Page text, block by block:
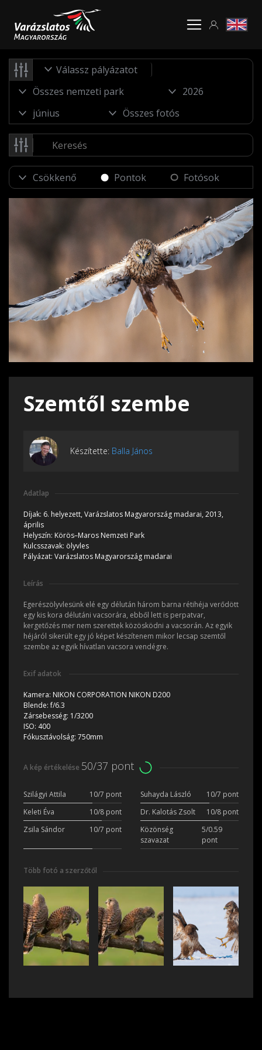
Válassz pályázatot
Pontok Fotósok
Szemtől szembe
Készítette: Balla János
Adatlap
Díjak: 6. helyezett, Varázslatos Magyarország madarai, 2013,
április
Helyszín: Körös–Maros Nemzeti Park
Kulcsszavak: ölyvles
Pályázat: Varázslatos Magyarország madarai
Leírás
Egerészölyvlesünk elé egy délután három barna rétihéja verődött
egy kis kora délutáni vacsorára, ebből lett is perpatvar,
kergetőzés mer nem szerettek közösködni a vacsorán. Az egyik
héjáról sikerült egy jó képet készítenem mikor lecsap szemtől
szembe az egyik hívatlan vacsora vendégre.
Exif adatok
Kamera: NIKON CORPORATION NIKON D200
Blende:f/6.3
Zársebesség: 1/3200
ISO: 400
Fókusztávolság: 750mm
A kép értékelése 50/37 pont
Szilágyi Attila 10/7 pont Suhayda László
10/7 pont
Keleti Éva
10/8 pont Dr. Kalotás Zsolt
10/8 pont
Zsila Sándor
10/7 pont
Közönség
szavazat
5/0.59
pont
Több fotó a szerzőtől